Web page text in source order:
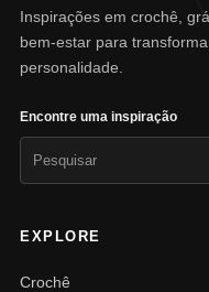
Inspirações em crochê,
bem-estar para
personalidade.
Encontre uma inspiração
EXPLORE
Crochê